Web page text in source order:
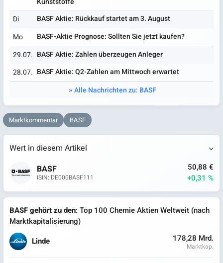
Di
BASF Aktie: Rückkauf startet am 3. August
Mo
BASF-Aktie Prognose: Sollten Sie jetzt kaufen?
29.07. BASF Aktie: Zahlen überzeugen Anleger
28.07. BASF Aktie: Q2-Zahlen am Mittwoch erwartet
Alle Nachrichten zu: BASF
Marktkommentar BASF
Wert in diesem Artikel
BASF
ISIN: DE000BASF111
50,88 €
+0,31 %
BASF gehört zu den: Top 100 Chemie Aktien Weltweit (nach
Marktkapitalisierung)
Linde
178,28 Mrd.
Marktkap.